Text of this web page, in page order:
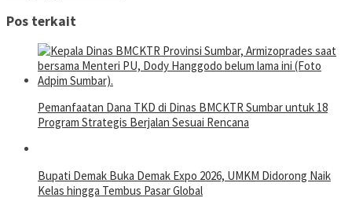
Pos terkait
Pemanfaatan Dana TKD di Dinas BMCKTR Sumbar untuk 18
Program Strategis Berjalan Sesuai Rencana
Bupati Demak Buka Demak Expo 2026, UMKM Didorong Naik
Kelas hingga Tembus Pasar Global